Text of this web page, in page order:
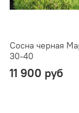
Сосна черная
30-40
11 900 руб